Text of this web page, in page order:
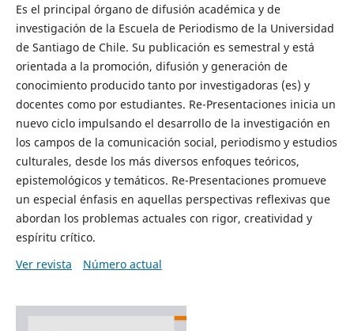
Es el principal órgano de difusión académica y de
investigación de la Escuela de Periodismo de la Universidad
de Santiago de Chile. Su publicación es semestral y está
orientada a la promoción, difusión y generación de
conocimiento producido tanto por investigadoras (es) y
docentes como por estudiantes. Re-Presentaciones inicia un
nuevo ciclo impulsando el desarrollo de la investigación en
los campos de la comunicación social, periodismo y estudios
culturales, desde los más diversos enfoques teóricos,
epistemológicos y temáticos. Re-Presentaciones promueve
un especial énfasis en aquellas perspectivas reflexivas que
abordan los problemas actuales con rigor, creatividad y
espíritu crítico.
Ver revista
Número actual